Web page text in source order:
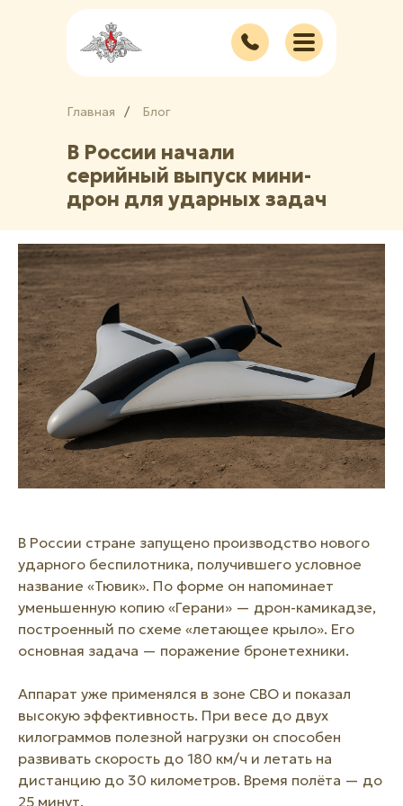
В России начали
серийный выпуск мини-
дрон для ударных задач
Главная / Блог
/
В России стране запущено производство нового
ударного беспилотника, получившего условное
название «Тювик». По форме он напоминает
уменьшенную копию «Герани» — дрон-камикадзе,
построенный по схеме «летающее крыло». Его
основная задача — поражение бронетехники.
Аппарат уже применялся в зоне СВО и показал
высокую эффективность. При весе до двух
килограммов полезной нагрузки он способен
развивать скорость до 180 км/ч и летать на
дистанцию до 30 километров. Время полёта — до
25 минут.